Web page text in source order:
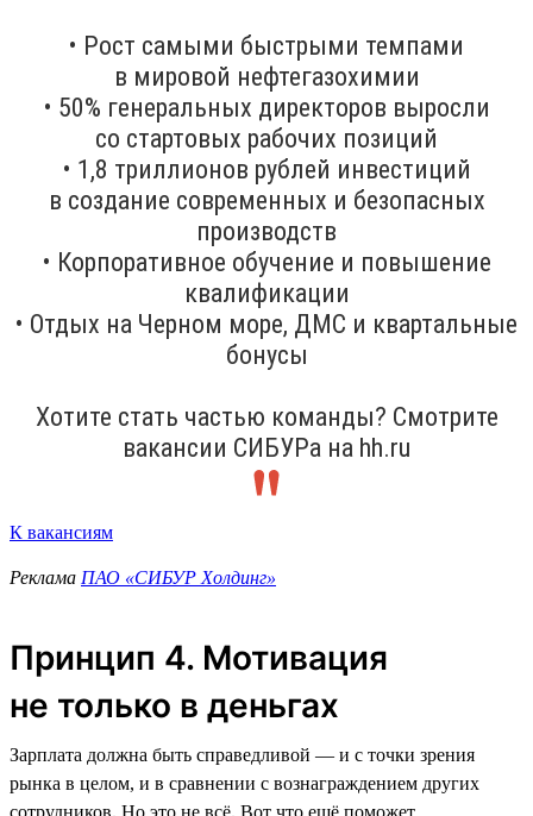
• Рост самыми быстрыми темпами
в мировой нефтегазохимии
• 50% генеральных директоров выросли
со стартовых рабочих позиций
• 1,8 триллионов рублей инвестиций
в создание современных и безопасных
производств
• Корпоративное обучение и повышение
квалификации
• Отдых на Черном море, ДМС и квартальные
бонусы
Хотите стать частью команды? Смотрите
вакансии СИБУРа на hh.ru
К вакансиям
Реклама ПАО «СИБУР Холдинг»
Принцип 4. Мотивация
не только в деньгах
Зарплата должна быть справедливой — и с точки зрения
рынка в целом, и в сравнении с вознаграждением других
сотрудников. Но это не всё. Вот что ещё поможет